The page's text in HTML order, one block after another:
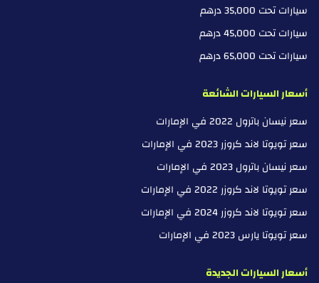
سيارات تحت 35,000 درهم
سيارات تحت 45,000 درهم
سيارات تحت 65,000 درهم
أسعار السيارات الشائعة
سعر نيسان باترول 2022 في الإمارات
سعر تويوتا لاند كروزر 2023 في الإمارات
سعر نيسان باترول 2023 في الإمارات
سعر تويوتا لاند كروزر 2022 في الإمارات
سعر تويوتا لاند كروزر 2024 في الإمارات
سعر تويوتا يارس 2023 في الإمارات
أسعار السيارات الجديدة